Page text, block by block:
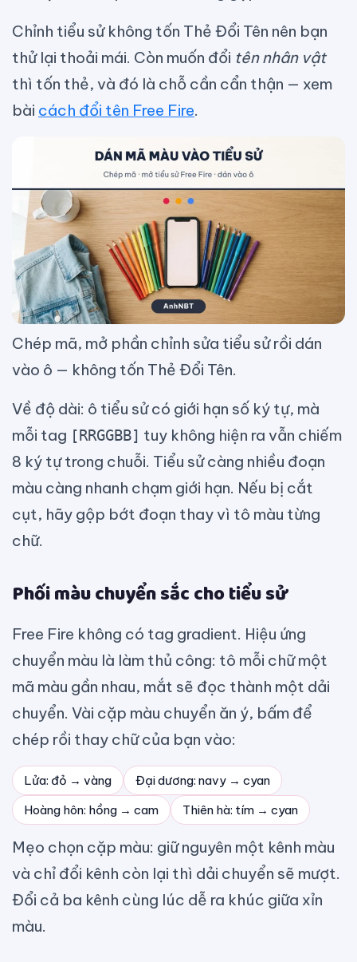
Chỉnh tiểu sử không tốn Thẻ Đổi Tên nên bạn
thử lại thoải mái. Còn muốn đổi tên nhân vật
thì tốn thẻ, và đó là chỗ cần cẩn thận — xem
bài cách đổi tên Free Fire.
Chép mã, mở phần chỉnh sửa tiểu sử rồi dán
vào ô — không tốn Thẻ Đổi Tên.
Về độ dài: ô tiểu sử có giới hạn số ký tự, mà
mỗi tag [RRGGBB] tuy không hiện ra vẫn chiếm
8 ký tự trong chuỗi. Tiểu sử càng nhiều đoạn
màu càng nhanh chạm giới hạn. Nếu bị cắt
cụt, hãy gộp bớt đoạn thay vì tô màu từng
chữ.
Phối màu chuyển sắc cho tiểu sử
Free Fire không có tag gradient. Hiệu ứng
chuyển màu là làm thủ công: tô mỗi chữ một
mã màu gần nhau, mắt sẽ đọc thành một dải
chuyển. Vài cặp màu chuyển ăn ý, bấm để
chép rồi thay chữ của bạn vào:
Lửa: đỏ → vàng
Đại dương: navy → cyan
Hoàng hôn: hồng → cam
Thiên hà: tím → cyan
Mẹo chọn cặp màu: giữ nguyên một kênh màu
và chỉ đổi kênh còn lại thì dải chuyển sẽ mượt.
Đổi cả ba kênh cùng lúc dễ ra khúc giữa xỉn
màu.